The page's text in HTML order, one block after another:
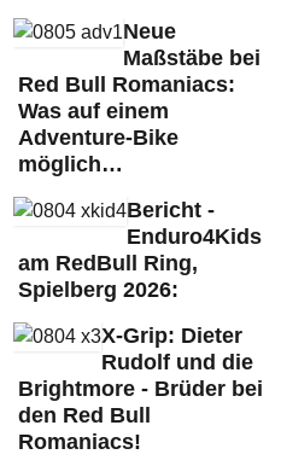
Neue
Maßstäbe bei
Red Bull Romaniacs:
Was auf einem
Adventure-Bike
möglich…
Bericht -
Enduro4Kids
am RedBull Ring,
Spielberg 2026:
X-Grip: Dieter
Rudolf und die
Brightmore - Brüder bei
den Red Bull
Romaniacs!